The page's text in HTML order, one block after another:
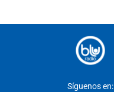
Síguenos en: